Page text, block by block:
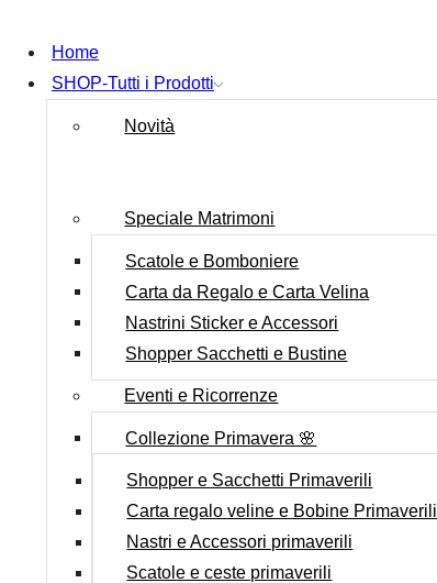
Home
SHOP-Tutti i Prodotti
Novità
Speciale Matrimoni
Scatole e Bomboniere
Carta da Regalo e Carta Velina
Nastrini Sticker e Accessori
Shopper Sacchetti e Bustine
Eventi e Ricorrenze
Collezione Primavera 🌸
Shopper e Sacchetti Primaverili
Carta regalo veline e Bobine Primaverili
Nastri e Accessori primaverili
Scatole e ceste primaverili